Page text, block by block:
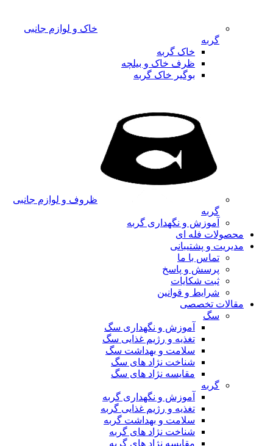
خاک و لوازم جانبی
گربه
خاک گربه
ظرف خاک و بیلچه
بوگیر خاک گربه
ظروف و لوازم جانبی
گربه
آموزش و نگهداری گربه
محصولات فله ای
مدیریت و پشتیبانی
تماس با ما
پرسش و پاسخ
ثبت شکایات
شرایط و قوانین
مقالات تخصصی
سگ
آموزش و نگهداری سگ
تغذیه و رژیم غذایی سگ
سلامت و بهداشت سگ
شناخت نژاد های سگ
مقایسه نژاد های سگ
گربه
آموزش و نگهداری گربه
تغذیه و رژیم غذایی گربه
سلامت و بهداشت گربه
شناخت نژاد های گربه
مقایسه نژاد های گربه